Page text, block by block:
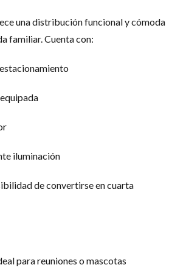
una distribución funcional y cómoda
familiar. Cuenta con:
iluminación
de convertirse en cuarta
para reuniones o mascotas